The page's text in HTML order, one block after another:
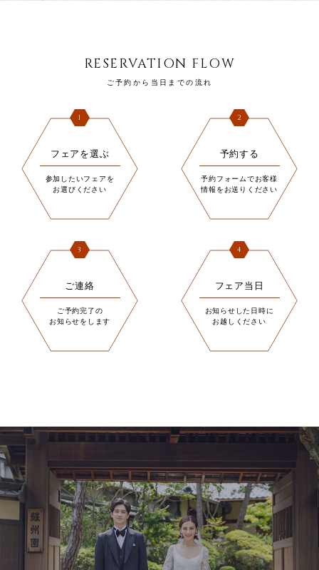
RESERVATION FLOW
ご予約から当日までの流れ
1
フェアを選ぶ
参加したいフェアを
お選びください
2
予約する
予約フォームでお客様
情報をお送りください
3
ご連絡
ご予約完了の
お知らせをします
4
フェア当日
お知らせした日時に
お越しください